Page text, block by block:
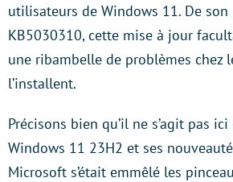
utilisateurs de Windows 11. De
KB5030310, cette mise à jour
une ribambelle de problèmes chez
l’installent.
Précisons bien qu’il ne s’agit pas
Windows 11 23H2 et ses
Microsoft s’était emmêlé les